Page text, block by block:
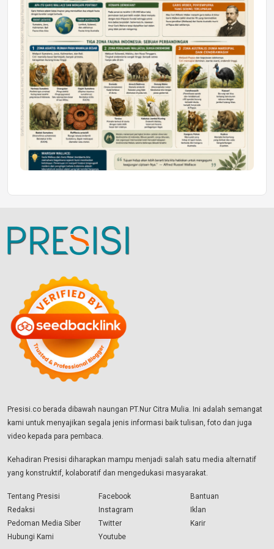
Presisi.co berada dibawah naungan PT.Nur Citra Mulia. Ini adalah semangat
kami untuk menyajikan segala jenis informasi baik tulisan, foto dan juga
video kepada para pembaca.
Kehadiran Presisi diharapkan mampu menjadi salah satu media alternatif
yang konstruktif, kolaboratif dan mengedukasi masyarakat.
Tentang Presisi
Redaksi
Pedoman Media Siber
Hubungi Kami
Facebook
Instagram
Twitter
Youtube
Bantuan
Iklan
Karir